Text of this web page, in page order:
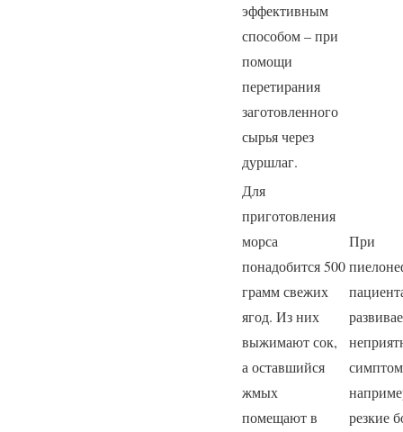
эффективным
способом – при
помощи
перетирания
заготовленного
сырья через
дуршлаг.
Для
приготовления
морса
понадобится 500
грамм свежих
ягод. Из них
выжимают сок,
а оставшийся
жмых
помещают в
При
резкие